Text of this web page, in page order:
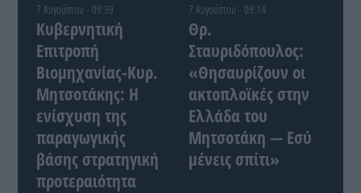
7 Αυγούστου - 09:39
Κυβερνητική
Επιτροπή
Βιομηχανίας-Κυρ.
Μητσοτάκης: Η
ενίσχυση της
παραγωγικής
βάσης στρατηγική
προτεραιότητα
7 Αυγούστου - 09:14
Θρ.
Σταυριδόπουλος:
«Θησαυρίζουν οι
ακτοπλοϊκές στην
Ελλάδα του
Μητσοτάκη — Εσύ
μένεις σπίτι»